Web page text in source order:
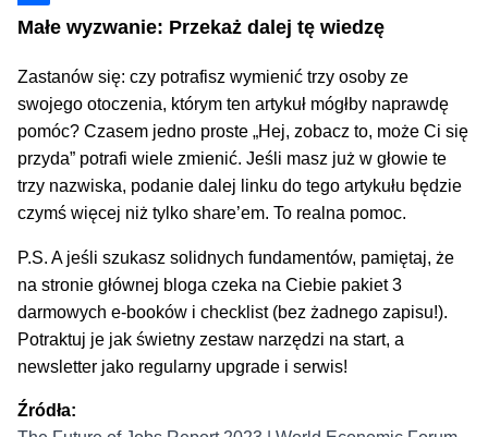
Małe wyzwanie: Przekaż dalej tę wiedzę
Zastanów się: czy potrafisz wymienić trzy osoby ze
swojego otoczenia, którym ten artykuł mógłby naprawdę
pomóc? Czasem jedno proste „Hej, zobacz to, może Ci się
przyda” potrafi wiele zmienić. Jeśli masz już w głowie te
trzy nazwiska, podanie dalej linku do tego artykułu będzie
czymś więcej niż tylko share’em. To realna pomoc.
P.S. A jeśli szukasz solidnych fundamentów, pamiętaj, że
na stronie głównej bloga czeka na Ciebie pakiet 3
darmowych e-booków i checklist (bez żadnego zapisu!).
Potraktuj je jak świetny zestaw narzędzi na start, a
newsletter jako regularny upgrade i serwis!
Źródła: